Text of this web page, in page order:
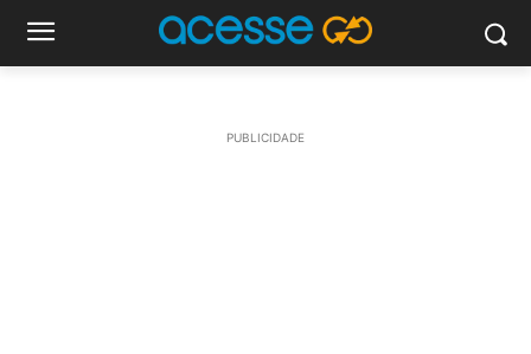
PUBLICIDADE